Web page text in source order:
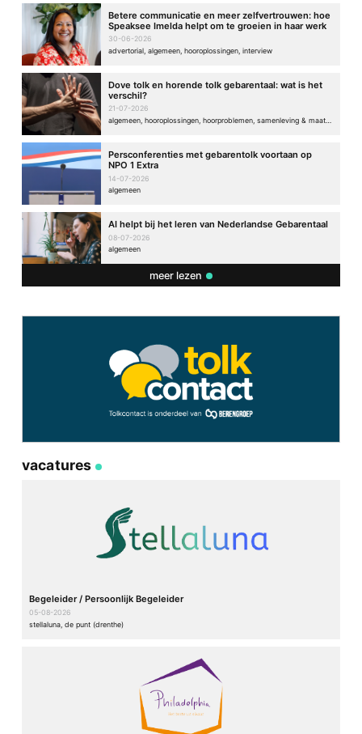
Betere communicatie en meer zelfvertrouwen: hoe
Speaksee Imelda helpt om te groeien in haar werk
30-06-2026
advertorial, algemeen, hooroplossingen, interview
Dove tolk en horende tolk gebarentaal: wat is het
verschil?
21-07-2026
Persconferenties met gebarentolk voortaan op
NPO 1 Extra
14-07-2026
algemeen
AI helpt bij het leren van Nederlandse Gebarentaal
08-07-2026
algemeen
meer lezen
vacatures
Begeleider / Persoonlijk Begeleider
05-08-2026
stellaluna, de punt (drenthe)